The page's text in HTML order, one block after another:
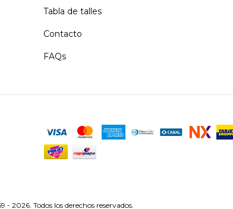
Tabla de talles
Contacto
FAQs
2026. Todos los derechos reservados.